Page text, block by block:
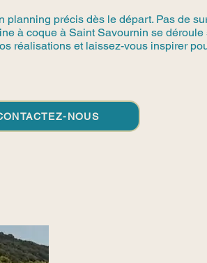
précis dès le départ. Pas de
à coque à Saint Savournin se
réalisations et laissez-vous inspirer
NOUS